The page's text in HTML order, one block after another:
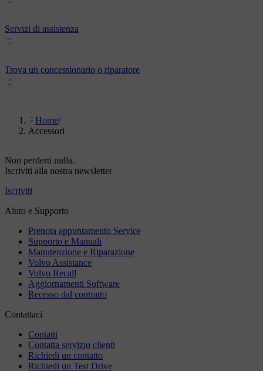
Servizi di assistenza
Trova un concessionario o riparatore
Home/
Accessori